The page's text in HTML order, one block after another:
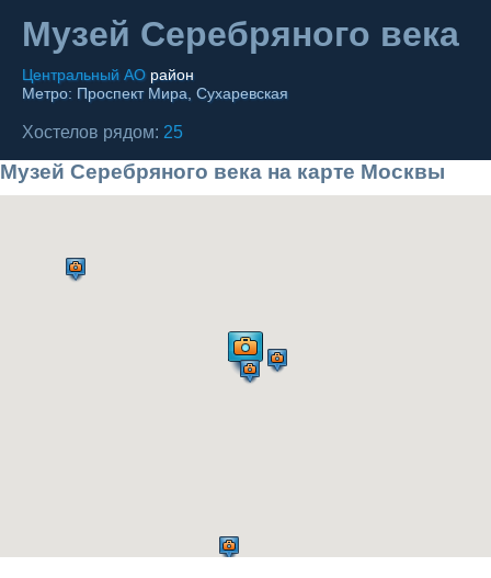
Музей Серебряного века
Центральный АО район
Метро: Проспект Мира, Сухаревская
Хостелов рядом: 25
Музей Серебряного века на карте Москвы
+7 (495) 646-74-40
Петербург
+7 (812) 418-22-18